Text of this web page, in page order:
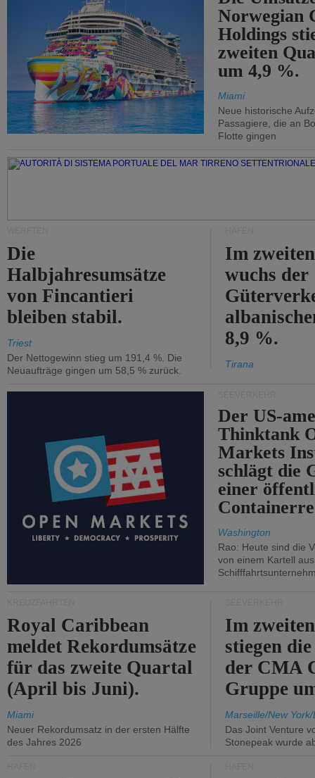
Norwegian
Holdings
zweiten
um 4,9 %.
Miami
Neue historische
Passagiere, die an
Flotte gingen
Die
Halbjahresumsätze
von Fincantieri
bleiben stabil.
Triest
Der Nettogewinn stieg um 191,4 %. Die
Neuaufträge gingen um 58,5 % zurück.
Im
wuchs der
8,9 %.
Tirana
Der US-
Thinktank
Markets
schlägt die
einer
Washington
Rao: Heute sind die
von einem Kartell
Royal Caribbean
meldet Rekordumsätze
für das zweite Quartal
(April bis Juni).
Miami
Neuer Rekordumsatz in der ersten Hälfte
des Jahres 2026
Im
stiegen
der CMA
Gruppe
Marseille/New
Das Joint Venture
Stonepeak wurde